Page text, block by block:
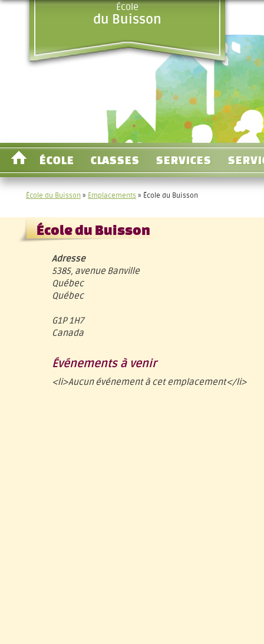
École
du Buisson
ÉCOLE CLASSES SERVICES
École du Buisson » Emplacements » École du Buisson
École du Buisson
Adresse
5385, avenue Banville
Québec
Québec
G1P 1H7
Canada
Événements à venir
<li>Aucun événement à cet emplacement</li>